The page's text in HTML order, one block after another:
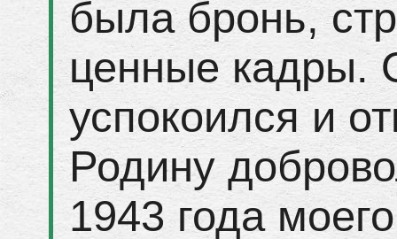
была бронь,
ценные кадры.
успокоился и
Родину
1943 года